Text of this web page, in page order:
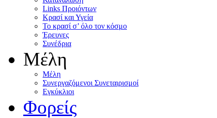
Links Προιόντων
Κρασί και Υγεία
To κρασί σ’ όλο τον κόσμο
Έρευνες
Συνέδρια
Μέλη
Mέλη
Συνεργαζόμενοι Συνεταιρισμοί
Εγκύκλιοι
Φορείς